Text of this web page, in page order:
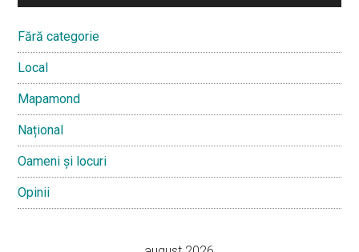
Fără categorie
Local
Mapamond
Național
Oameni și locuri
Opinii